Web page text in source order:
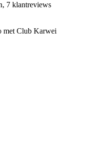
7 klantreviews
met Club Karwei